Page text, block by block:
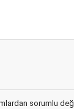
sorumlu